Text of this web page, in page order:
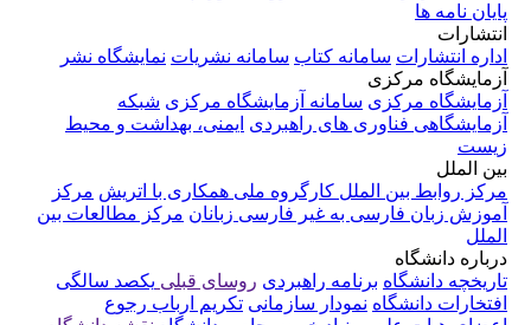
پایان نامه ها
انتشارات
اداره انتشارات سامانه کتاب سامانه نشریات نمایشگاه نشر
آزمایشگاه مرکزی
آزمایشگاه مرکزی سامانه آزمایشگاه مرکزی شبکه
آزمایشگاهی فناوری های راهبردی ایمنی، بهداشت و محیط
زیست
بین الملل
مرکز روابط بین الملل کارگروه ملی همکاری با اتریش مرکز
آموزش زبان فارسی به غیر فارسی زبانان مرکز مطالعات بین
الملل
درباره دانشگاه
تاریخچه دانشگاه برنامه راهبردی روسای قبلی یکصد سالگی
افتخارات دانشگاه نمودار سازمانی تکریم ارباب رجوع